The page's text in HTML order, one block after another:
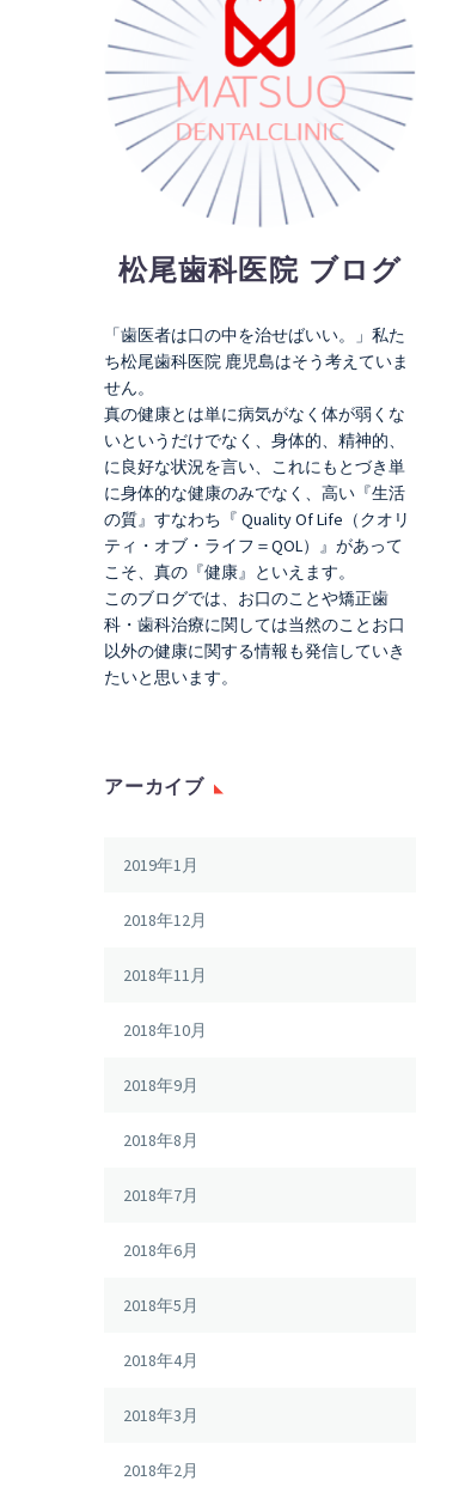
松尾歯科医院 ブログ
「歯医者は口の中を治せばいい。」私た
ち松尾歯科医院 鹿児島はそう考えていま
せん。
真の健康とは単に病気がなく体が弱くな
いというだけでなく、身体的、精神的、
に良好な状況を言い、これにもとづき単
に身体的な健康のみでなく、高い『生活
の質』すなわち『 Quality Of Life（クオリ
ティ・オブ・ライフ＝QOL）』があって
こそ、真の『健康』といえます。
このブログでは、お口のことや矯正歯
科・歯科治療に関しては当然のことお口
以外の健康に関する情報も発信していき
たいと思います。
アーカイブ
2019年1月
2018年12月
2018年11月
2018年10月
2018年9月
2018年8月
2018年7月
2018年6月
2018年5月
2018年4月
2018年3月
2018年2月